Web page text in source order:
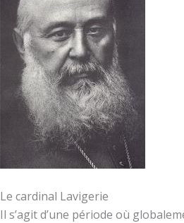
Le cardinal Lavigerie
Il s’agit d’une période où